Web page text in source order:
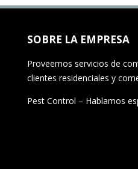
SOBRE LA EMPRESA
Proveemos servicios de
clientes residenciales y
Pest Control – Hablamos